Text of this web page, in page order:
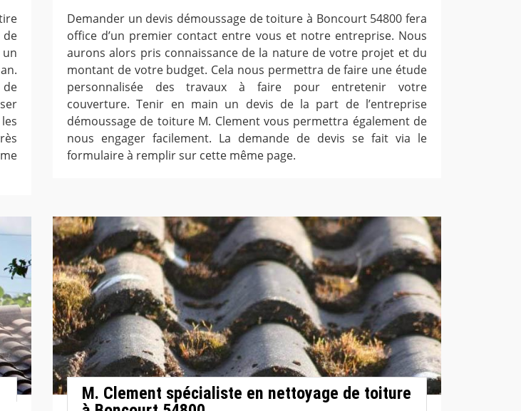
de
de
Demander un devis démoussage de toiture à Boncourt 54800 fera
office d’un premier contact entre vous et notre entreprise. Nous
aurons alors pris connaissance de la nature de votre projet et du
montant de votre budget. Cela nous permettra de faire une étude
personnalisée des travaux à faire pour entretenir votre
couverture. Tenir en main un devis de la part de l’entreprise
démoussage de toiture M. Clement vous permettra également de
nous engager facilement. La demande de devis se fait via le
formulaire à remplir sur cette même page.
M. Clement spécialiste en nettoyage de toiture